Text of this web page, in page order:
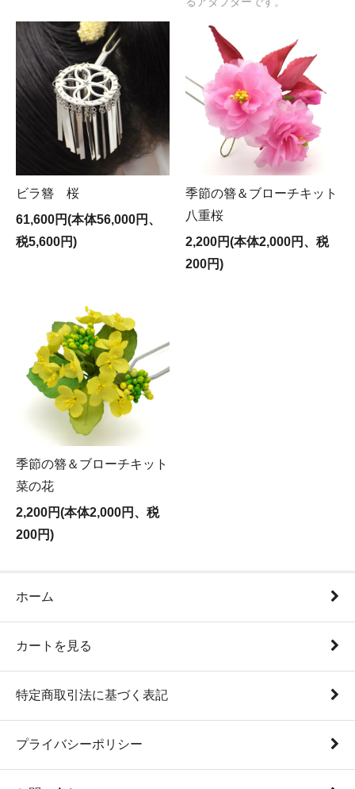
ビラ簪 桜
61,600円(本体56,000円、
税5,600円)
季節の簪＆ブローチキット
八重桜
2,200円(本体2,000円、税
200円)
季節の簪＆ブローチキット
菜の花
2,200円(本体2,000円、税
200円)
ホーム
カートを見る
特定商取引法に基づく表記
プライバシーポリシー